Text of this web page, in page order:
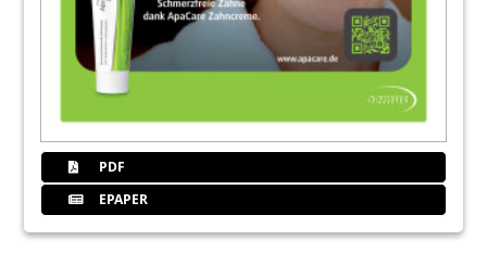
PDF
EPAPER